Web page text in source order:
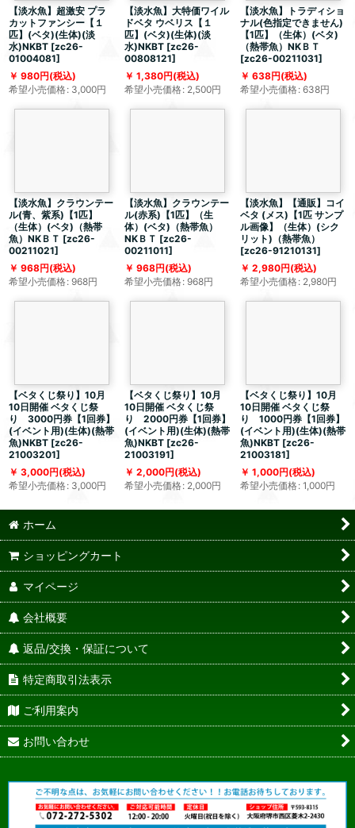
【淡水魚】超激安 プラ
カットファンシー【１
匹】(ベタ)(生体)(淡
水)NKBT [zc26-
01004081]
980円(税込)
希望小売価格: 3,000円
【淡水魚】大特価ワイル
ドベタ ウベリス【１
匹】(ベタ)(生体)(淡
水)NKBT [zc26-
00808121]
1,380円(税込)
希望小売価格: 2,500円
【淡水魚】トラディショ
ナル(色指定できません)
【1匹】（生体）(ベタ)
（熱帯魚）NKＢＴ
[zc26-00211031]
638円(税込)
希望小売価格: 638円
【淡水魚】クラウンテー
ル(青、紫系)【1匹】
（生体）(ベタ)（熱帯
魚）NKＢＴ [zc26-
00211021]
968円(税込)
希望小売価格: 968円
【淡水魚】クラウンテー
ル(赤系)【1匹】（生
体）(ベタ)（熱帯魚）
NKＢＴ [zc26-
00211011]
968円(税込)
希望小売価格: 968円
【淡水魚】【通販】コイ
ベタ (メス)【1匹 サンプ
ル画像】（生体）(シク
リット)（熱帯魚）
[zc26-91210131]
2,980円(税込)
希望小売価格: 2,980円
【ベタくじ祭り】10月
10日開催 ベタくじ祭
り 3000円券【1回券】
(イベント用)(生体)(熱帯
魚)NKBT [zc26-
21003201]
3,000円(税込)
希望小売価格: 3,000円
【ベタくじ祭り】10月
10日開催 ベタくじ祭
り 2000円券【1回券】
(イベント用)(生体)(熱帯
魚)NKBT [zc26-
21003191]
2,000円(税込)
希望小売価格: 2,000円
【ベタくじ祭り】10月
10日開催 ベタくじ祭
り 1000円券【1回券】
(イベント用)(生体)(熱帯
魚)NKBT [zc26-
21003181]
1,000円(税込)
希望小売価格: 1,000円
ホーム
ショッピングカート
マイページ
会社概要
返品/交換・保証について
特定商取引法表示
ご利用案内
お問い合わせ